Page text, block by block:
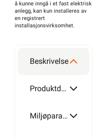
å kunne inngå i et fast elektrisk
anlegg, kan kun installeres av
en registrert
installasjonsvirksomhet.
Beskrivelse
Produktdetaljer
Miljøparametere